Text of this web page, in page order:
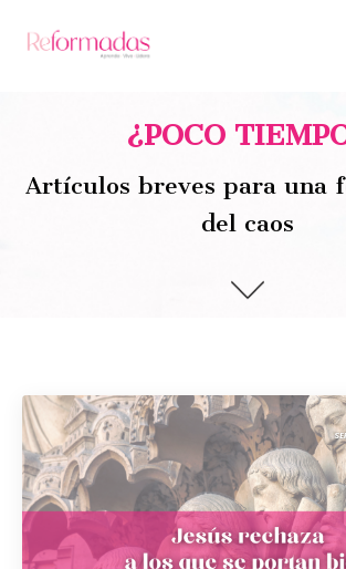
¿POCO
Artículos breves para una
del caos